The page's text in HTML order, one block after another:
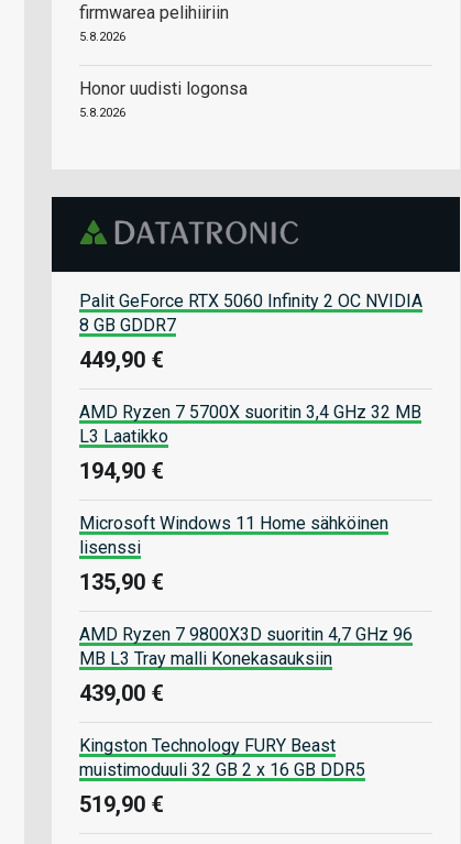
firmwarea pelihiiriin
5.8.2026
Honor uudisti logonsa
5.8.2026
Palit GeForce RTX 5060 Infinity 2 OC NVIDIA
8 GB GDDR7
449,90 €
AMD Ryzen 7 5700X suoritin 3,4 GHz 32 MB
L3 Laatikko
194,90 €
Microsoft Windows 11 Home sähköinen
lisenssi
135,90 €
AMD Ryzen 7 9800X3D suoritin 4,7 GHz 96
MB L3 Tray malli Konekasauksiin
439,00 €
Kingston Technology FURY Beast
muistimoduuli 32 GB 2 x 16 GB DDR5
519,90 €